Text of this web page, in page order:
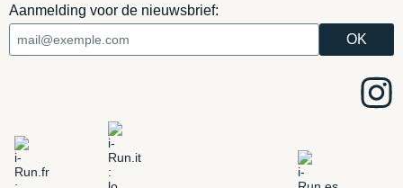
Aanmelding voor de nieuwsbrief: